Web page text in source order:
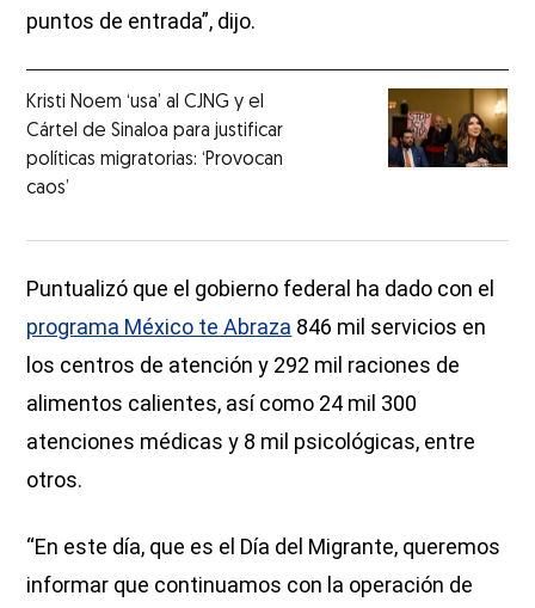
puntos de entrada”, dijo.
Kristi Noem ‘usa’ al CJNG y el
Cártel de Sinaloa para justificar
políticas migratorias: ‘Provocan
caos’
Puntualizó que el gobierno federal ha dado con el
programa México te Abraza 846 mil servicios en
los centros de atención y 292 mil raciones de
alimentos calientes, así como 24 mil 300
atenciones médicas y 8 mil psicológicas, entre
otros.
“En este día, que es el Día del Migrante, queremos
informar que continuamos con la operación de